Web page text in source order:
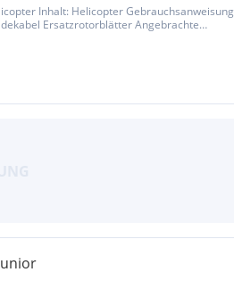
Inhalt: Helicopter Gebrauchsanweisung
Ersatzrotorblätter Angebrachte